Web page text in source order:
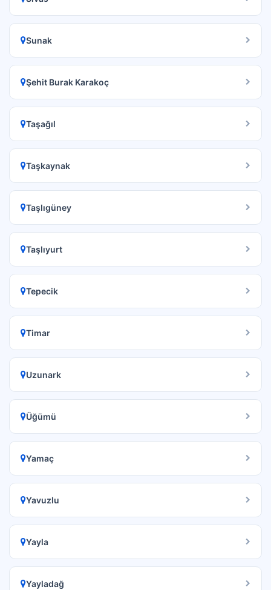
Sunak
Şehit Burak Karakoç
Taşağıl
Taşkaynak
Taşlıgüney
Taşlıyurt
Tepecik
Timar
Uzunark
Üğümü
Yamaç
Yavuzlu
Yayla
Yayladağ